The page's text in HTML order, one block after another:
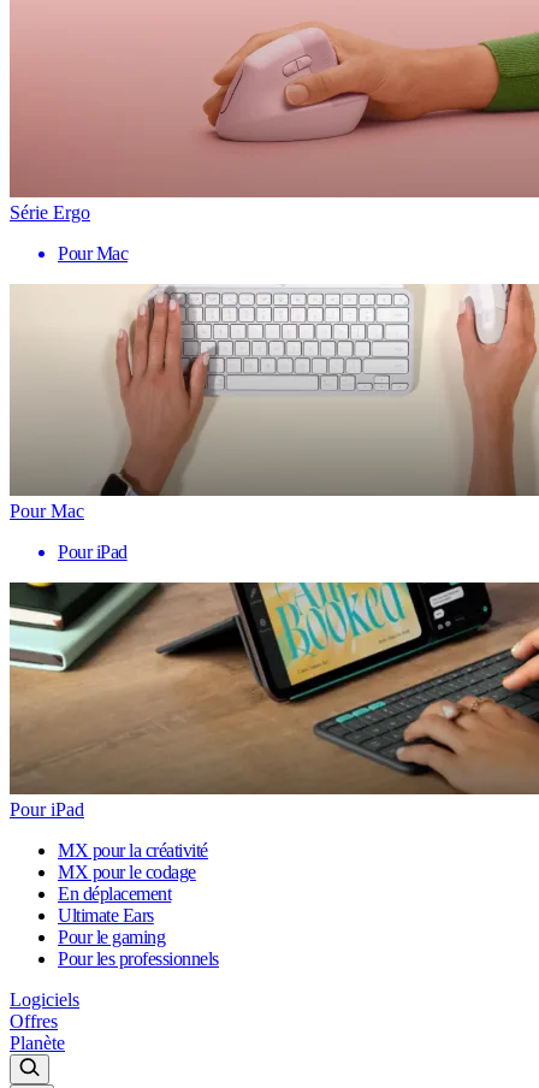
Série Ergo
Pour Mac
Pour Mac
Pour iPad
Pour iPad
MX pour la créativité
MX pour le codage
En déplacement
Ultimate Ears
Pour le gaming
Pour les professionnels
Logiciels
Offres
Planète